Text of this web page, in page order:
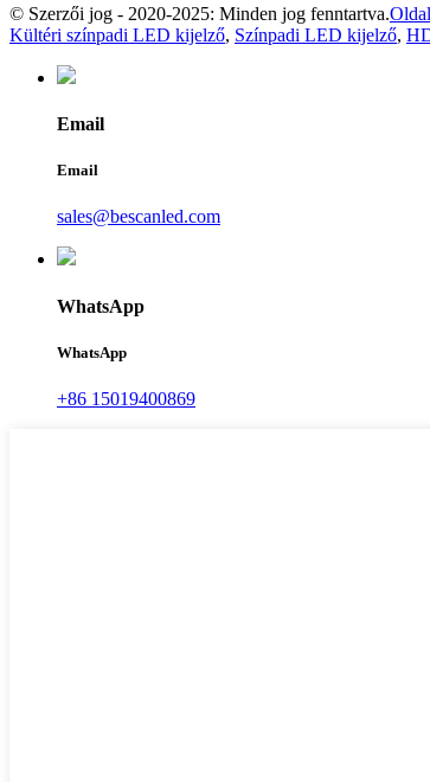
© Szerzői jog - 2020-2025: Minden jog fenntartva.
Kültéri színpadi LED kijelző, Színpadi LED kijelző,
Email
Email
sales@bescanled.com
WhatsApp
WhatsApp
+86 15019400869